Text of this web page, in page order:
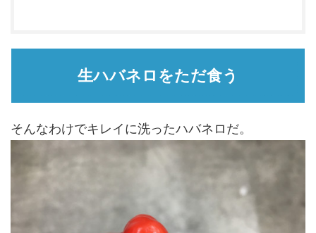
生ハバネロをただ食う
そんなわけでキレイに洗ったハバネロだ。